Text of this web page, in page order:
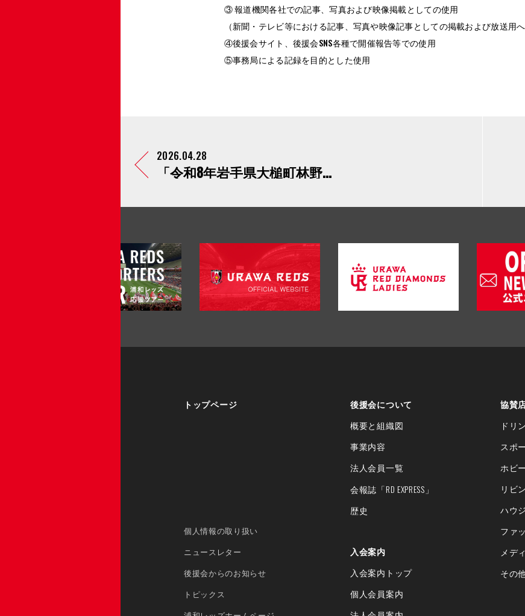
③ 報道機関各社での記事、写真および映像掲載としての使用
（新聞・テレビ等における記事、写真や映像記事としての掲載および放送用へ
④後援会サイト、後援会SNS各種で開催報告等での使用
⑤事務局による記録を目的とした使用
2026.04.28
「令和8年岩手県大槌町林野火災義援金募金」実施のお知らせ
トップページ
入会案内
入会案内トップ
個人会員案内
後援会について
概要と組織図
事業内容
法人会員一覧
会報誌 「RD EXPRESS」
歴史
協賛
ドリ
スポ
ホビ
リビ
ハウ
ファ
メデ
その
個人情報の取り扱い
ニュースレター
後援会からのお知らせ
トピックス